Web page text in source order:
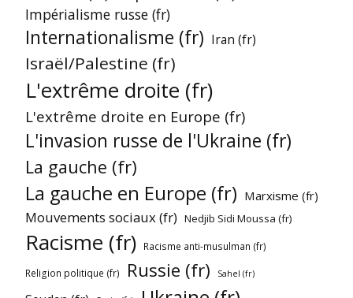
Impérialisme russe (fr)
Internationalisme (fr) Iran (fr)
Israël/Palestine (fr)
L'extrême droite (fr)
L'extrême droite en Europe (fr)
L'invasion russe de l'Ukraine (fr)
La gauche (fr)
La gauche en Europe (fr) Marxisme (fr)
Mouvements sociaux (fr) Nedjib Sidi Moussa (fr)
Racisme (fr) Racisme anti-musulman (fr)
Religion politique (fr) Russie (fr) Sahel (fr)